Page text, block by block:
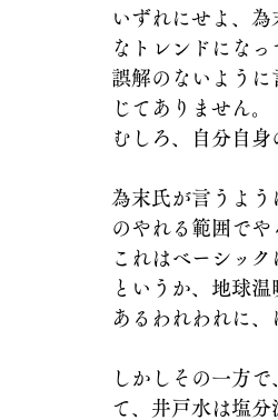
いずれにせよ、
なトレンドにな
誤解のないよう
じてありません。
むしろ、自分自
為末氏が言うよ
のやれる範囲でや
これはベーシッ
というか、地球
あるわれわれに
しかしその一方
て、井戸水は塩